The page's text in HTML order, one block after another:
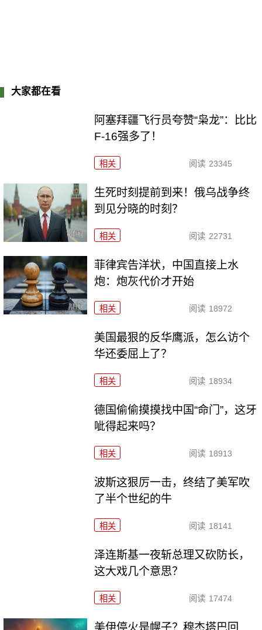
大家都在看
阿塞拜疆飞行员夸赞“枭龙”：比比
F-16强多了！
相关 阅读 23345
生死时刻提前到来！俄乌战争终
到见分晓的时刻？
相关 阅读 22731
菲律宾告洋状，中国直接上水
炮：炮灰代价才开始
相关 阅读 18972
美国最狠的反华鹰派，怎么访个
华还委屈上了？
相关 阅读 18934
德国偷偷摸摸找中国“命门”，这牙
呲得起来吗？
相关 阅读 18913
波斯这狠厉一击，终结了美军吹
了半个世纪的牛
相关 阅读 18141
泽连斯基一夜斩总理又砍防长，
这大戏几个意思？
相关 阅读 17474
美伊停火是幌子？穆杰塔巴回